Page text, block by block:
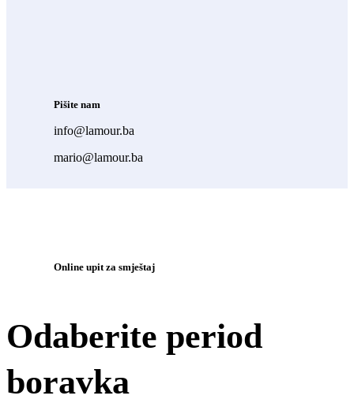
Pišite nam
info@lamour.ba
mario@lamour.ba
Online upit za smještaj
Odaberite period
boravka